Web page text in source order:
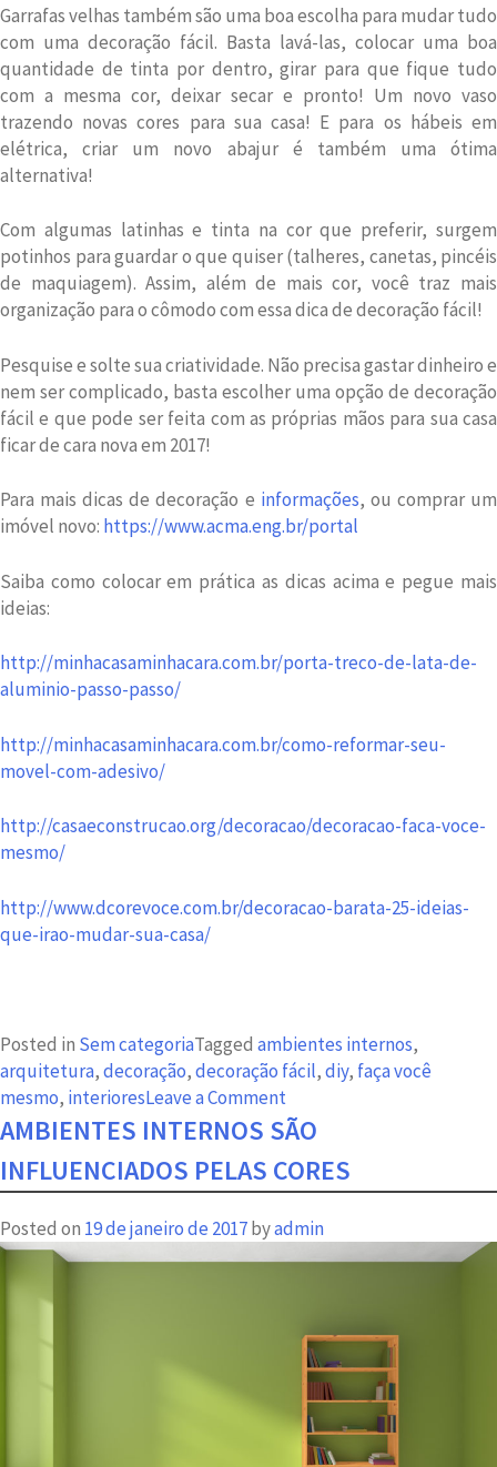
Garrafas velhas também são uma boa escolha para mudar tudo
com uma decoração fácil. Basta lavá-las, colocar uma boa
quantidade de tinta por dentro, girar para que fique tudo
com a mesma cor, deixar secar e pronto! Um novo vaso
trazendo novas cores para sua casa! E para os hábeis em
elétrica, criar um novo abajur é também uma ótima
alternativa!
Com algumas latinhas e tinta na cor que preferir, surgem
potinhos para guardar o que quiser (talheres, canetas, pincéis
de maquiagem). Assim, além de mais cor, você traz mais
organização para o cômodo com essa dica de decoração fácil!
Pesquise e solte sua criatividade. Não precisa gastar dinheiro e
nem ser complicado, basta escolher uma opção de decoração
fácil e que pode ser feita com as próprias mãos para sua casa
ficar de cara nova em 2017!
Para mais dicas de decoração e informações, ou comprar um
imóvel novo: https://www.acma.eng.br/portal
Saiba como colocar em prática as dicas acima e pegue mais
ideias:
http://minhacasaminhacara.com.br/porta-treco-de-lata-de-
aluminio-passo-passo/
http://minhacasaminhacara.com.br/como-reformar-seu-
movel-com-adesivo/
http://casaeconstrucao.org/decoracao/decoracao-faca-voce-
mesmo/
http://www.dcorevoce.com.br/decoracao-barata-25-ideias-
que-irao-mudar-sua-casa/
Posted in Sem categoriaTagged ambientes internos,
arquitetura,decoração,decoração fácil,diy, faça você
mesmo, interioresLeave a Comment
Decoração
para
com
as
AMBIENTES INTERNOS SÃO
INFLUENCIADOS PELAS CORES
Posted on 19 de janeiro de 2017byadmin